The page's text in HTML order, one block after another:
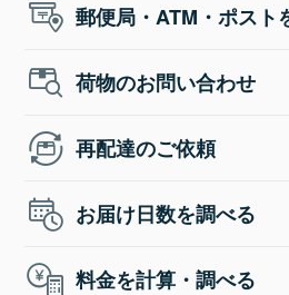
郵便局・ATM・ポスト
荷物のお問い合わせ
再配達のご依頼
お届け日数を調べる
料金を計算・調べる